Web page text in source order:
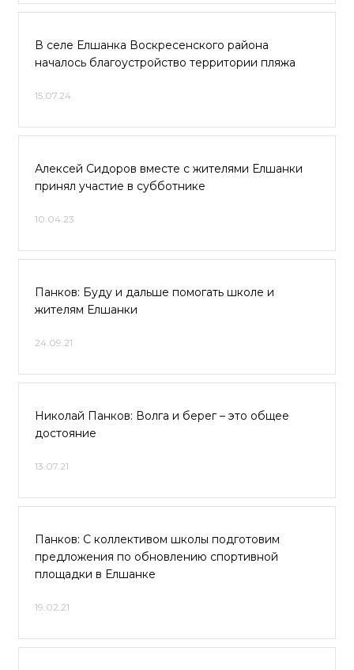
В селе Елшанка Воскресенского района
началось благоустройство территории пляжа
15.07.24
Алексей Сидоров вместе с жителями Елшанки
принял участие в субботнике
10.04.23
Панков: Буду и дальше помогать школе и
жителям Елшанки
24.09.21
Николай Панков: Волга и берег – это общее
достояние
13.07.21
Панков: С коллективом школы подготовим
предложения по обновлению спортивной
площадки в Елшанке
19.02.21